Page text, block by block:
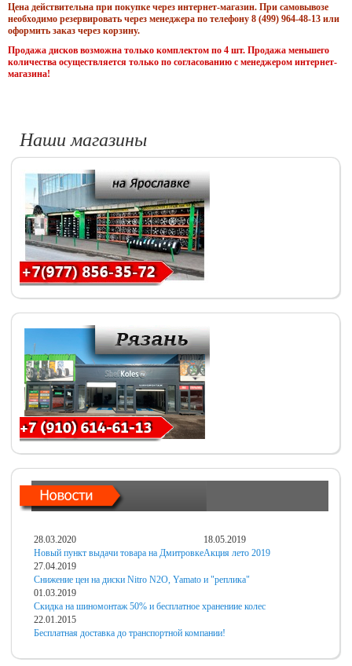
Цена действительна при покупке через интернет-магазин. При самовывозе
необходимо резервировать через менеджера по телефону 8 (499) 964-48-13 или
оформить заказ через корзину.
Продажа дисков возможна только комплектом по 4 шт. Продажа меньшего
количества осуществляется только по согласованию с менеджером интернет-
магазина!
Наши магазины
28.03.2020
Новый пункт выдачи товара на Дмитровке
18.05.2019
Акция лето 2019
27.04.2019
Снижение цен на диски Nitro N2O, Yamato и "реплика"
01.03.2019
Скидка на шиномонтаж 50% и бесплатное хранениие колес
22.01.2015
Бесплатная доставка до транспортной компании!